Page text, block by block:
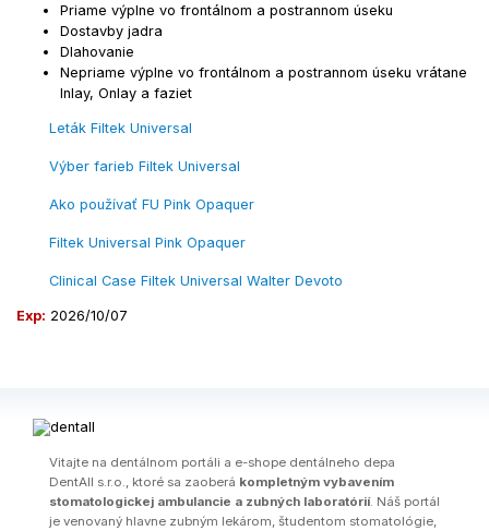
Priame výplne vo frontálnom a postrannom úseku
Dostavby jadra
Dlahovanie
Nepriame výplne vo frontálnom a postrannom úseku vrátane
Inlay, Onlay a faziet
Leták Filtek Universal
Výber farieb Filtek Universal
Ako používať FU Pink Opaquer
Filtek Universal Pink Opaquer
Clinical Case Filtek Universal Walter Devoto
Exp: 2026/10/07
Vitajte na dentálnom portáli a e-shope dentálneho depa
DentAll s.r.o., ktoré sa zaoberá kompletným vybavením
stomatologickej ambulancie a zubných laboratórií. Náš portál
je venovaný hlavne zubným lekárom, študentom stomatológie,